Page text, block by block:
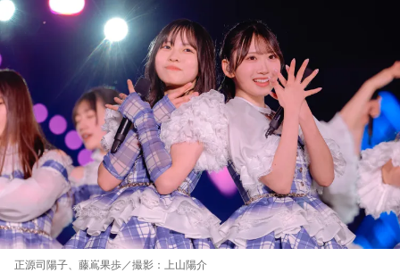
正源司陽子、藤嶌果歩／撮影：上山陽介